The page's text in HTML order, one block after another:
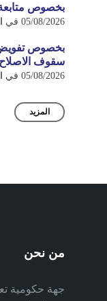
بخصوص متابعة
05/08/2026 في
بخصوص تفويض
سقوف الاصلاح
05/08/2026 في
المزيد
من نحن
جهة حكومية